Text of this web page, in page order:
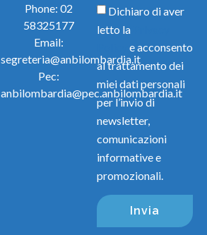
Phone: 02
58325177
Email:
segreteria@anbilombardia.it
Pec:
anbilombardia@pec.anbilombardia.it
Dichiaro di aver
letto la
e acconsento
al trattamento dei
miei dati personali
per l’invio di
newsletter,
comunicazioni
informative e
promozionali.
Invia